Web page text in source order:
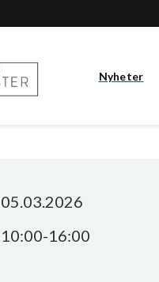
Nyheter
05.03.2026
10:00-16:00